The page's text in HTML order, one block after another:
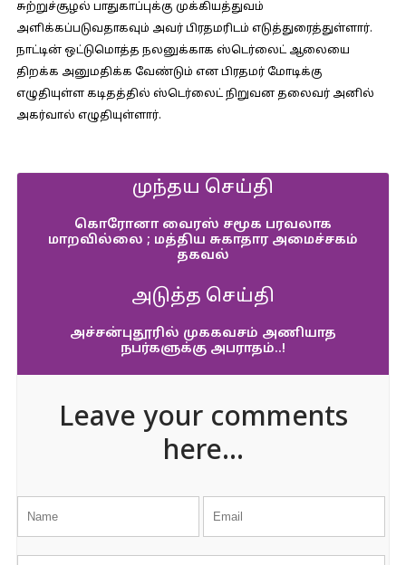
சுற்றுச்சூழல் பாதுகாப்புக்கு முக்கியத்துவம்
அளிக்கப்படுவதாகவும் அவர் பிரதமரிடம் எடுத்துரைத்துள்ளார்.
நாட்டின் ஒட்டுமொத்த நலனுக்காக ஸ்டெர்லைட் ஆலையை
திறக்க அனுமதிக்க வேண்டும் என பிரதமர் மோடிக்கு
எழுதியுள்ள கடிதத்தில் ஸ்டெர்லைட் நிறுவன தலைவர் அனில்
அகர்வால் எழுதியுள்ளார்.
முந்தய செய்தி
கொரோனா வைரஸ் சமூக பரவலாக
மாறவில்லை ; மத்திய சுகாதார அமைச்சகம்
தகவல்
அடுத்த செய்தி
அச்சன்புதூரில் முககவசம் அணியாத
நபர்களுக்கு அபராதம்..!
Leave your comments
here...